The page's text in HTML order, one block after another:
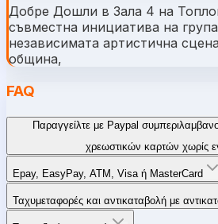
Добре Дошли в Зала 4 на
съвместна инициатива на
независимата артистична
община,
FAQ
Παραγγείλτε με Paypal
χρεωστικών καρτών χωρίς
Epay, EasyPay, ATM, Visa ή MasterCard
Ταχυμεταφορές και αντικαταβολή με